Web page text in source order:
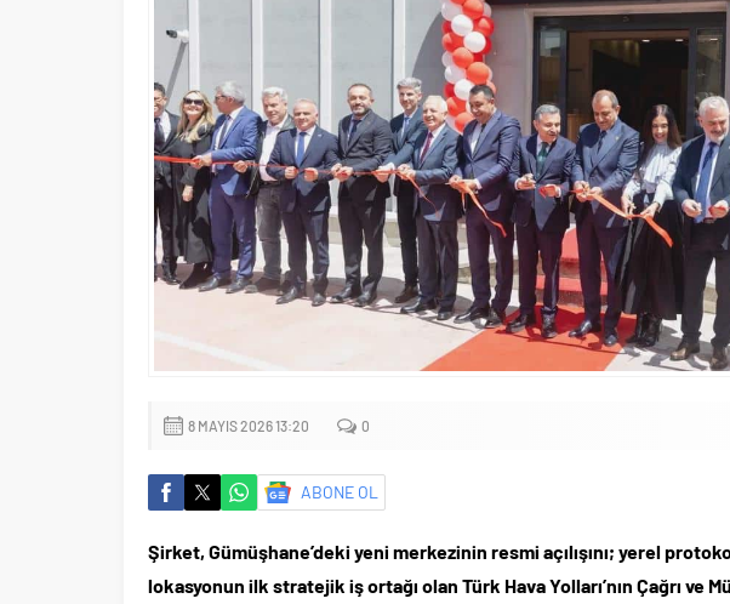
8 MAYIS 2026 13:20 0
ABONE OL
Şirket, Gümüşhane’deki yeni merkezinin resmi açılışını; yerel
lokasyonun ilk stratejik iş ortağı olan Türk Hava Yolları’nın Çağrı